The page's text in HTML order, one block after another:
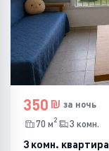
350
за ночь
70 м2 3 комн.
3 комн. квартира